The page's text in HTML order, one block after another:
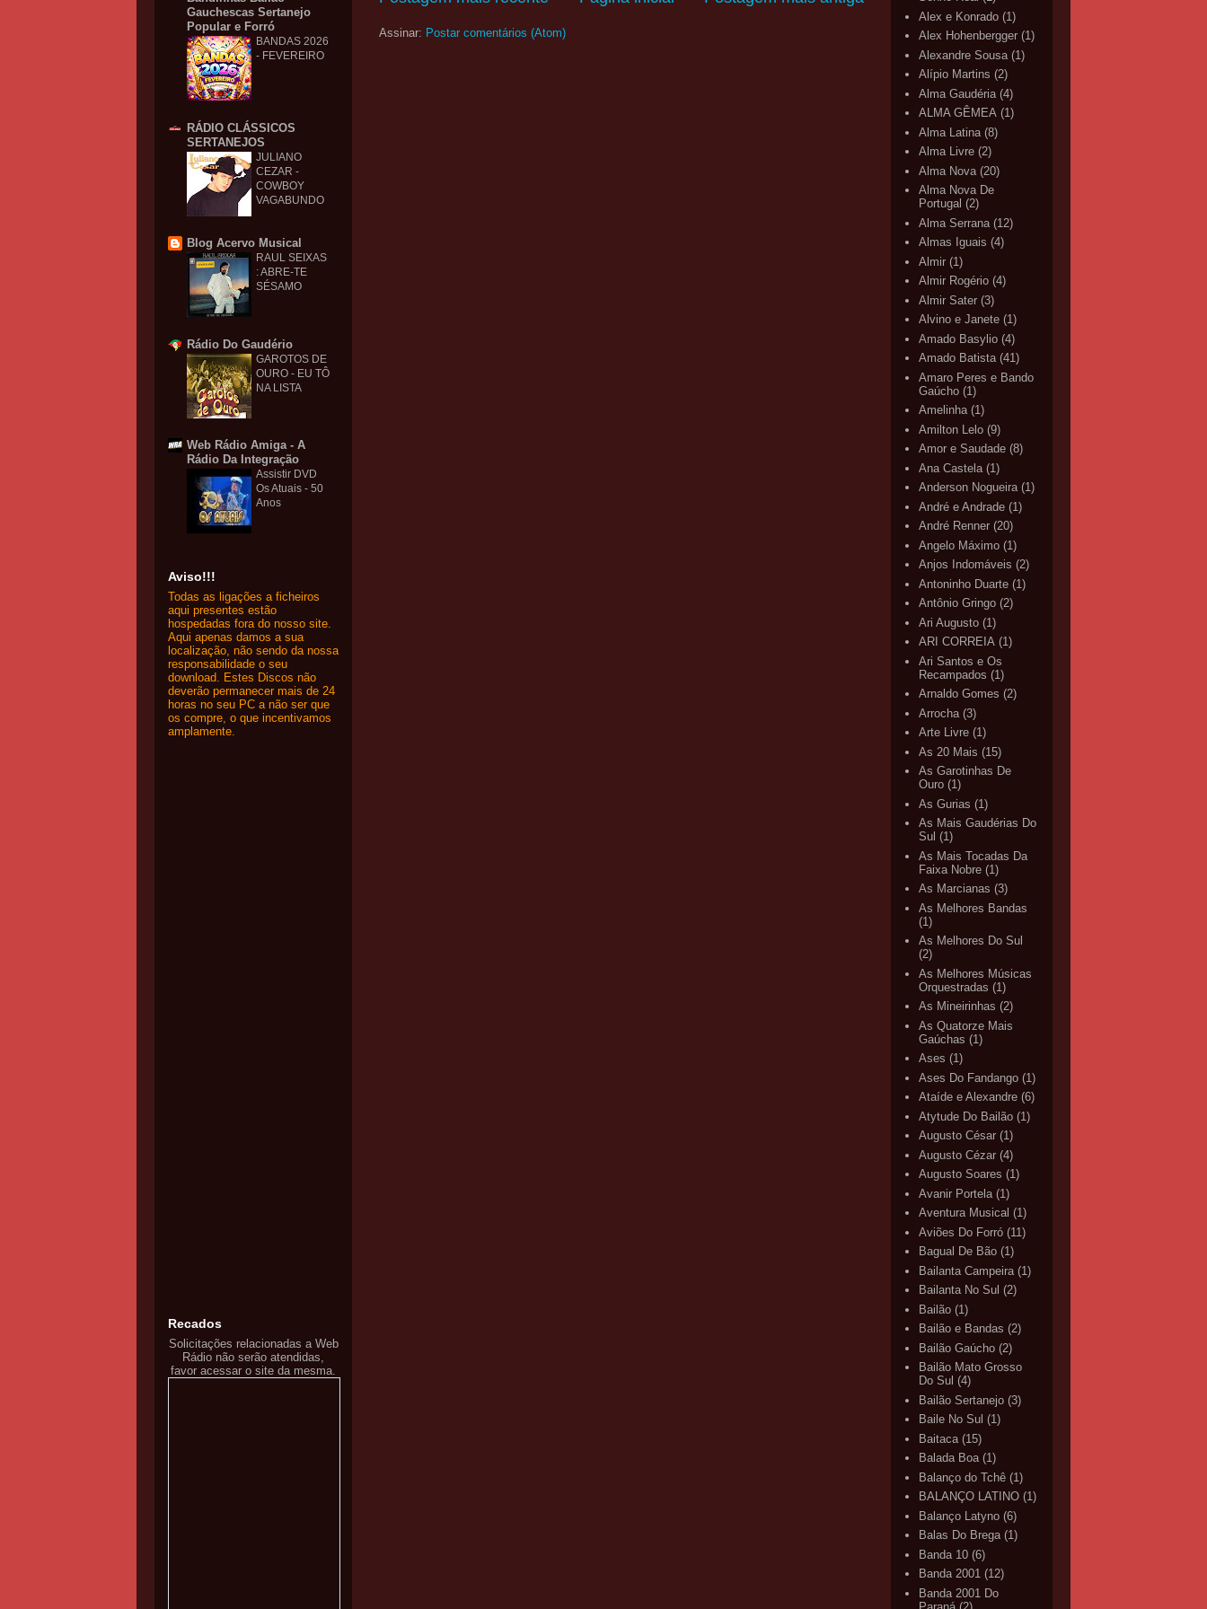
Assinar: Postar comentários (Atom)
Gauchescas Sertanejo
Popular e Forró
BANDAS 2026
- FEVEREIRO
RÁDIO CLÁSSICOS
SERTANEJOS
JULIANO
CEZAR -
COWBOY
VAGABUNDO
Blog Acervo Musical
RAUL SEIXAS
: ABRE-TE
SÉSAMO
Rádio Do Gaudério
GAROTOS DE
OURO - EU TÔ
NA LISTA
Web Rádio Amiga - A
Rádio Da Integração
Assistir DVD
Os Atuais - 50
Anos
Aviso!!!
Todas as ligações a ficheiros
aqui presentes estão
hospedadas fora do nosso site.
Aqui apenas damos a sua
localização, não sendo da nossa
responsabilidade o seu
download. Estes Discos não
deverão permanecer mais de 24
horas no seu PC a não ser que
os compre, o que incentivamos
amplamente.
Recados
Solicitações relacionadas a Web
Rádio não serão atendidas,
favor acessar o site da mesma.
Alex e Konrado (1)
Alex Hohenbergger (1)
Alexandre Sousa (1)
Alípio Martins (2)
Alma Gaudéria (4)
ALMA GÊMEA (1)
Alma Latina (8)
Alma Livre (2)
Alma Nova (20)
Alma Nova De
Portugal (2)
Alma Serrana (12)
Almas Iguais (4)
Almir (1)
Almir Rogério (4)
Almir Sater (3)
Alvino e Janete (1)
Amado Basylio (4)
Amado Batista (41)
Amaro Peres e Bando
Gaúcho (1)
Amelinha (1)
Amilton Lelo (9)
Amor e Saudade (8)
Ana Castela (1)
Anderson Nogueira (1)
André e Andrade (1)
André Renner (20)
Angelo Máximo (1)
Anjos Indomáveis (2)
Antoninho Duarte (1)
Antônio Gringo (2)
Ari Augusto (1)
ARI CORREIA (1)
Ari Santos e Os
Recampados (1)
Arnaldo Gomes (2)
Arrocha (3)
Arte Livre (1)
As 20 Mais (15)
As Garotinhas De
Ouro (1)
As Gurias (1)
As Mais Gaudérias Do
Sul (1)
As Mais Tocadas Da
Faixa Nobre (1)
As Marcianas (3)
As Melhores Bandas
(1)
As Melhores Do Sul
(2)
As Melhores Músicas
Orquestradas (1)
As Mineirinhas (2)
As Quatorze Mais
Gaúchas (1)
Ases (1)
Ases Do Fandango (1)
Ataíde e Alexandre (6)
Atytude Do Bailão (1)
Augusto César (1)
Augusto Cézar (4)
Augusto Soares (1)
Avanir Portela (1)
Aventura Musical (1)
Aviões Do Forró (11)
Bagual De Bão (1)
Bailanta Campeira (1)
Bailanta No Sul (2)
Bailão (1)
Bailão e Bandas (2)
Bailão Gaúcho (2)
Bailão Mato Grosso
Do Sul (4)
Bailão Sertanejo (3)
Baile No Sul (1)
Baitaca (15)
Balada Boa (1)
Balanço do Tchê (1)
BALANÇO LATINO (1)
Balanço Latyno (6)
Balas Do Brega (1)
Banda 10 (6)
Banda 2001 (12)
Banda 2001 Do